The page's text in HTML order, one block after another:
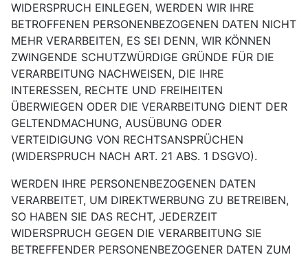
WIDERSPRUCH EINLEGEN, WERDEN WIR IHRE
BETROFFENEN PERSONENBEZOGENEN DATEN NICHT
MEHR VERARBEITEN, ES SEI DENN, WIR KÖNNEN
ZWINGENDE SCHUTZWÜRDIGE GRÜNDE FÜR DIE
VERARBEITUNG NACHWEISEN, DIE IHRE
INTERESSEN, RECHTE UND FREIHEITEN
ÜBERWIEGEN ODER DIE VERARBEITUNG DIENT DER
GELTENDMACHUNG, AUSÜBUNG ODER
VERTEIDIGUNG VON RECHTSANSPRÜCHEN
(WIDERSPRUCH NACH ART. 21 ABS. 1 DSGVO).
WERDEN IHRE PERSONENBEZOGENEN DATEN
VERARBEITET, UM DIREKTWERBUNG ZU BETREIBEN,
SO HABEN SIE DAS RECHT, JEDERZEIT
WIDERSPRUCH GEGEN DIE VERARBEITUNG SIE
BETREFFENDER PERSONENBEZOGENER DATEN ZUM